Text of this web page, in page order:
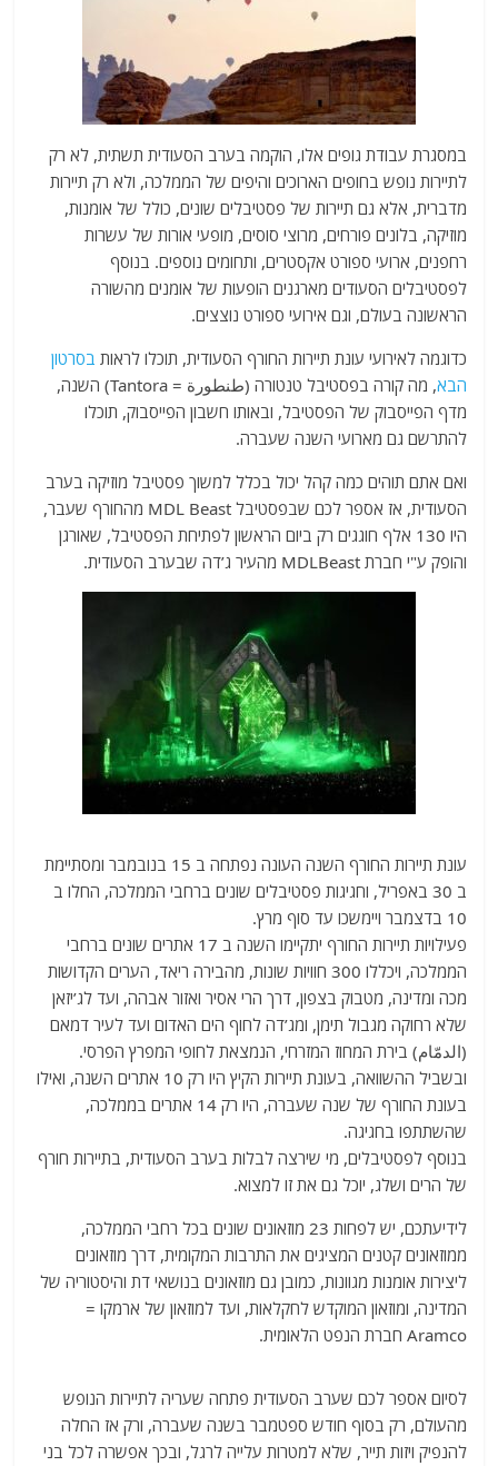
במסגרת עבודת גופים אלו, הוקמה בערב הסעודית תשתית, לא רק
לתיירות נופש בחופים הארוכים והיפים של הממלכה, ולא רק תיירות
מדברית, אלא גם תיירות של פסטיבלים שונים, כולל של אומנות,
מוזיקה, בלונים פורחים, מרוצי סוסים, מופעי אורות של עשרות
רחפנים, ארועי ספורט אקסטרים, ותחומים נוספים. בנוסף
לפסטיבלים הסעודים מארגנים הופעות של אומנים מהשורה
הראשונה בעולם, וגם אירועי ספורט נוצצים.
כדוגמה לאירועי עונת תיירות החורף הסעודית, תוכלו לראות בסרטון
הבא
, מה קורה בפסטיבל טנטורה (طنطورة = Tantora) השנה,
מדף הפייסבוק של הפסטיבל, ובאותו חשבון הפייסבוק, תוכלו
להתרשם גם מארועי השנה שעברה.
ואם אתם תוהים כמה קהל יכול בכלל למשוך פסטיבל מוזיקה בערב
הסעודית, אז אספר לכם שבפסטיבל MDL Beast מהחורף שעבר,
היו 130 אלף חוגגים רק ביום הראשון לפתיחת הפסטיבל, שאורגן
והופק ע"י חברת MDLBeast מהעיר ג’דה שבערב הסעודית.
עונת תיירות החורף השנה העונה נפתחה ב 15 בנובמבר ומסתיימת
ב 30 באפריל, וחגיגות פסטיבלים שונים ברחבי הממלכה, החלו ב
10 בדצמבר ויימשכו עד סוף מרץ.
פעילויות תיירות החורף יתקיימו השנה ב 17 אתרים שונים ברחבי
הממלכה, ויכללו 300 חוויות שונות, מהבירה ריאד, הערים הקדושות
מכה ומדינה, מטבוק בצפון, דרך הרי אסיר ואזור אבהה, ועד לג’יזאן
שלא רחוקה מגבול תימן, ומג’דה לחוף הים האדום ועד לעיר דמאם
(الدمّام‎) בירת המחוז המזרחי, הנמצאת לחופי המפרץ הפרסי.
ובשביל ההשוואה, בעונת תיירות הקיץ היו רק 10 אתרים השנה, ואילו
בעונת החורף של שנה שעברה, היו רק 14 אתרים בממלכה,
שהשתתפו בחגיגה.
בנוסף לפסטיבלים, מי שירצה לבלות בערב הסעודית, בתיירות חורף
של הרים ושלג, יוכל גם את זו למצוא.
לידיעתכם, יש לפחות 23 מוזאונים שונים בכל רחבי הממלכה,
ממוזאונים קטנים המציגים את התרבות המקומית, דרך מוזאונים
ליצירות אומנות מגוונות, כמובן גם מוזאונים בנושאי דת והיסטוריה של
המדינה, ומוזאון המוקדש לחקלאות, ועד למוזאון של ארמקו =
Aramco חברת הנפט הלאומית.
לסיום אספר לכם שערב הסעודית פתחה שעריה לתיירות הנופש
מהעולם, רק בסוף חודש ספטמבר בשנה שעברה, ורק אז החלה
להנפיק ויזות תייר, שלא למטרות עלייה לרגל, ובכך אפשרה לכל בני